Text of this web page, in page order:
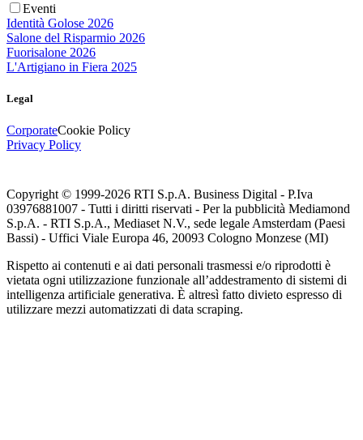
Eventi
Identità Golose 2026
Salone del Risparmio 2026
Fuorisalone 2026
L'Artigiano in Fiera 2025
Legal
CorporateCookie Policy
Privacy Policy
Copyright © 1999-2026 RTI S.p.A. Business Digital - P.Iva
03976881007 - Tutti i diritti riservati - Per la pubblicità Mediamond
S.p.A. - RTI S.p.A., Mediaset N.V., sede legale Amsterdam (Paesi
Bassi) - Uffici Viale Europa 46, 20093 Cologno Monzese (MI)
Rispetto ai contenuti e ai dati personali trasmessi e/o riprodotti è
vietata ogni utilizzazione funzionale all’addestramento di sistemi di
intelligenza artificiale generativa. È altresì fatto divieto espresso di
utilizzare mezzi automatizzati di data scraping.